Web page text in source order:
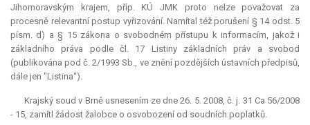
Jihomoravským krajem, příp. KÚ JMK proto nelze považovat za
procesně relevantnípostup vyřizování. Namítal též porušení § 14 odst. 5
písm. d) a § 15 zákona o svobodném přístupu k informacím, jakož i
základního práva podle čl. 17 Listiny základních práv a svobod
(publikována pod č. 2/1993 Sb., ve znění pozdějších ústavních předpisů,
dále jen "Listina“).
Krajský soud v Brně usnesením ze dne 26. 5. 2008, č. j. 31 Ca 56/2008
- 15, zamítl žádost žalobce o osvobození od soudních poplatků.